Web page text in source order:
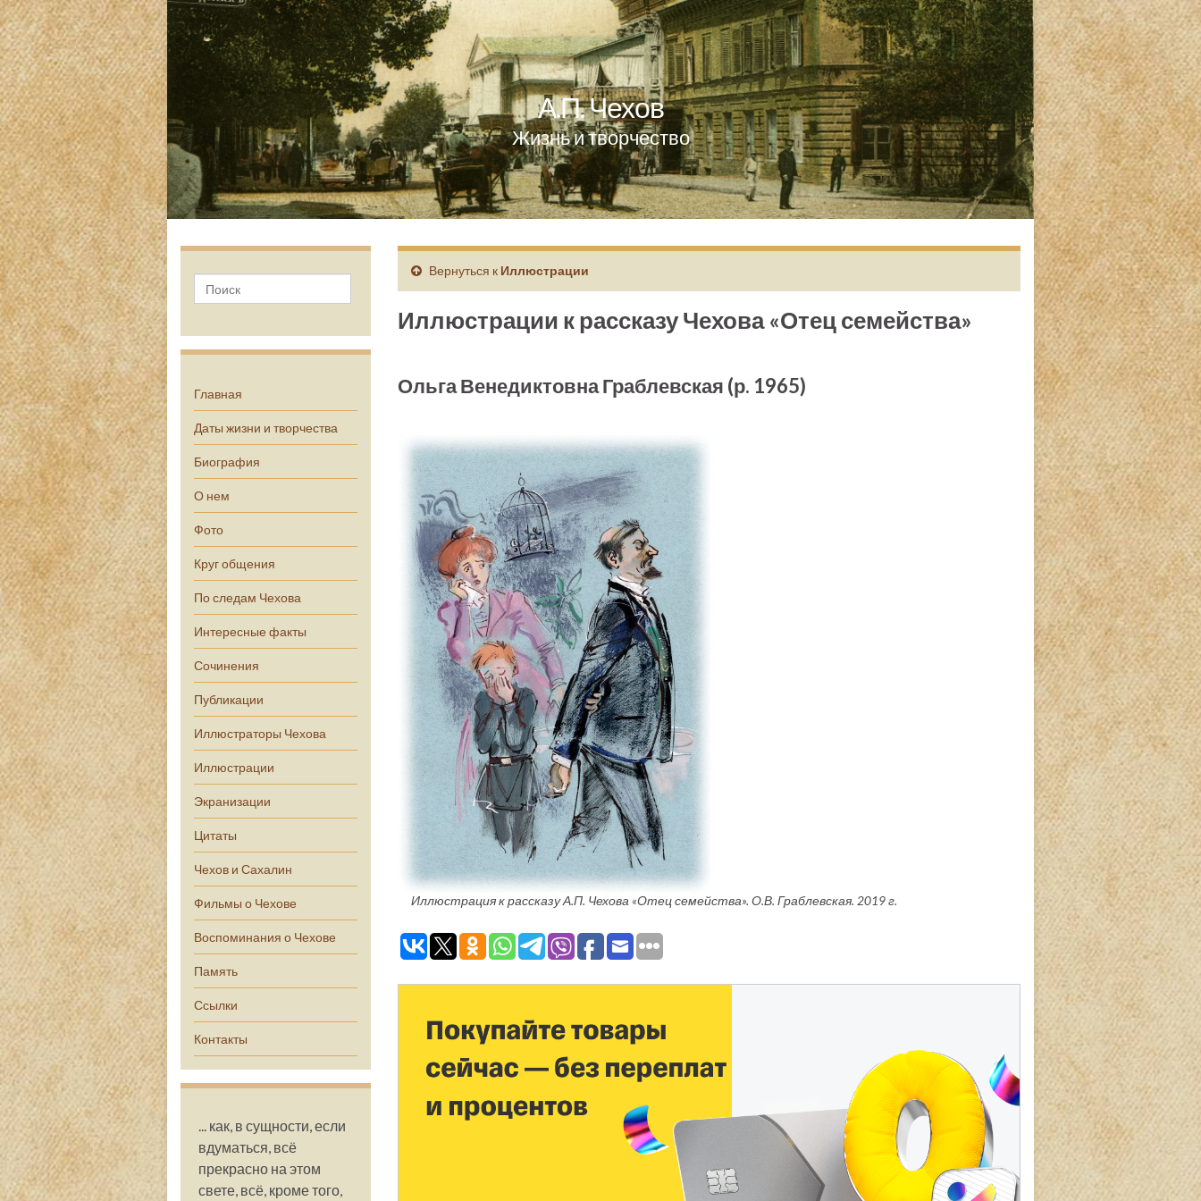
А.П. Чехов
Жизнь и творчество
Главная
Даты жизни и творчества
Биография
О нем
Фото
Круг общения
По следам Чехова
Интересные факты
Сочинения
Публикации
Иллюстраторы Чехова
Иллюстрации
Экранизации
Цитаты
Чехов и Сахалин
Фильмы о Чехове
Воспоминания о Чехове
Память
Ссылки
Контакты
... как, в сущности, если
вдуматься, всё
прекрасно на этом
свете, всё, кроме того,
Вернуться к Иллюстрации
Иллюстрации к рассказу Чехова «Отец семейства»
Ольга Венедиктовна Граблевская (р. 1965)
Иллюстрация к рассказу А.П. Чехова «Отец семейства». О.В. Граблевская. 2019 г.